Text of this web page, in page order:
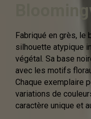
Fabriqué en grès, le
silhouette atypique
végétal. Sa base
avec les motifs
Chaque exemplaire
variations de
caractère unique et